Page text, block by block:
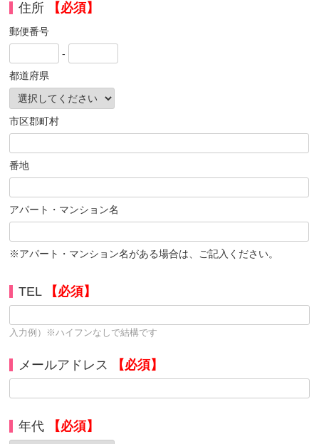
住所 【必須】
郵便番号
-
都道府県
市区郡町村
番地
アパート・マンション名
※アパート・マンション名がある場合は、ご記入ください。
TEL 【必須】
入力例）※ハイフンなしで結構です
メールアドレス 【必須】
年代 【必須】